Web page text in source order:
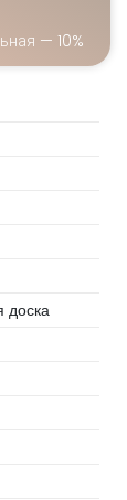
— 10%
доска